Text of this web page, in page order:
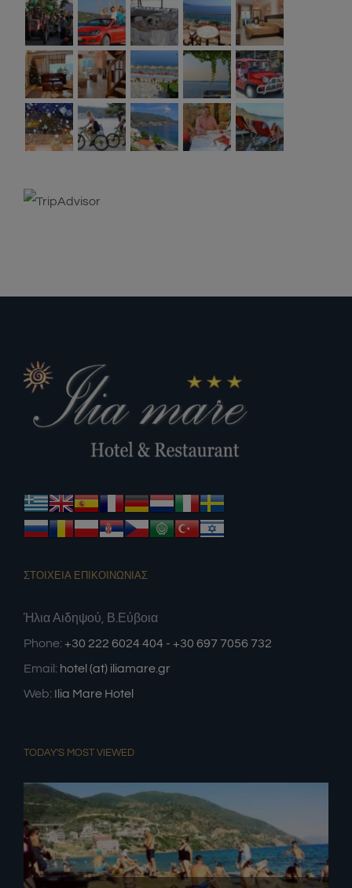
ΣΤΟΙΧΕΙΑ ΕΠΙΚΟΙΝΩΝΙΑΣ
Ήλια Αιδηψού, Β.Εύβοια
Phone: +30 222 6024 404 - +30 697 7056 732
Email: hotel (at) iliamare.gr
Web: Ilia Mare Hotel
TODAY'S MOST VIEWED